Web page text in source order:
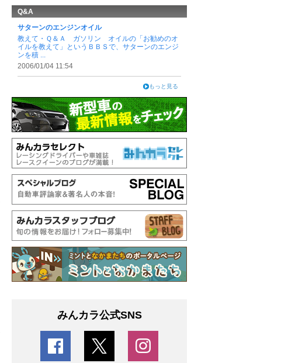
Q&A
サターンのエンジンオイル
教えて・Ｑ＆Ａ ガソリン オイルの「お勧めのオ
イルを教えて」というＢＢＳで、サターンのエンジ
ンを積 ...
2006/01/04 11:54
もっと見る
みんカラ公式SNS